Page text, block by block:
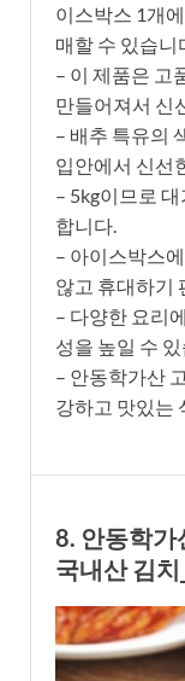
이스박스 1개
매할 수 있습니
– 이 제품은 고
만들어져서 신
– 배추 특유의
입안에서 신선
– 5kg이므로
합니다.
– 아이스박스
않고 휴대하기
– 다양한 요리
성을 높일 수 있
– 안동학가산
강하고 맛있는
8. 안동학가
국내산 김